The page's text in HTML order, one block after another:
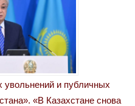
увольнений и публичных
«В Казахстане снова